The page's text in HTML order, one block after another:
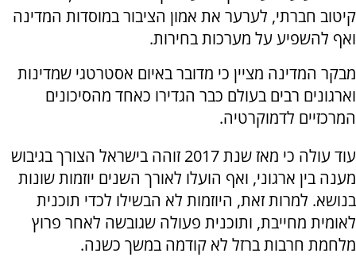
קיטוב חברתי, לערער את אמון הציבור במוסדות המדינה
ואף להשפיע על מערכות בחירות.
מבקר המדינה מציין כי מדובר באיום אסטרטגי שמדינות
וארגונים רבים בעולם כבר הגדירו כאחד מהסיכונים
המרכזיים לדמוקרטיה.
עוד עולה כי מאז שנת 2017 זוהה בישראל הצורך בגיבוש
מענה בין ארגוני, ואף הועלו לאורך השנים יוזמות שונות
בנושא. למרות זאת, היוזמות לא הבשילו לכדי תוכנית
לאומית מחייבת, ותוכנית פעולה שגובשה לאחר פרוץ
מלחמת חרבות ברזל לא קודמה במשך כשנה.